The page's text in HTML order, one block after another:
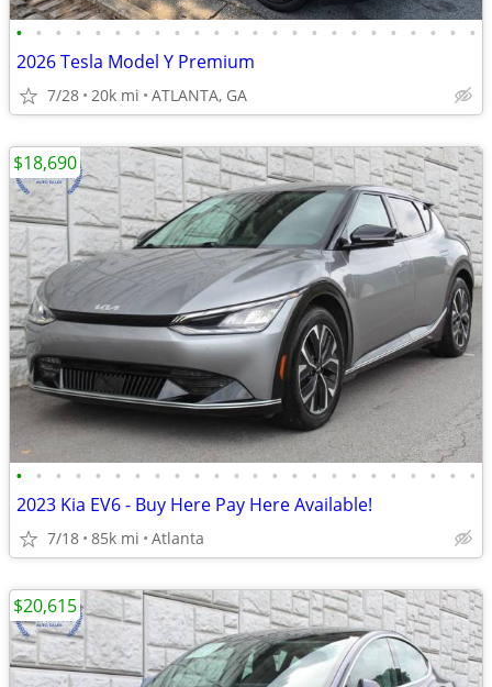
• • • • • • • • • • • • • • • • • • • • • • • •
2026 Tesla Model Y Premium
7/28 20k mi ATLANTA, GA
• • • • • • • • • • • • • • • • • • • • • • • •
2023 Kia EV6 - Buy Here Pay Here Available!
7/18 85k mi Atlanta
$18,690
$20,615